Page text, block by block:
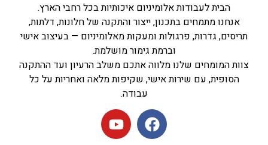
הבית לעבודות אלומיניום איכותיות בכל רחבי הארץ.
אנחנו מתמחים בתכנון, ייצור והתקנה של חלונות, דלתות,
תריסים, גדרות, פרגולות ומעקות מאלומיניום — בעיצוב אישי
וברמת גימור מושלמת.
צוות המומחים שלנו מלווה אתכם משלב הרעיון ועד ההתקנה
הסופית, עם שירות אישי, שקיפות מלאה ואחריות על כל
עבודה.